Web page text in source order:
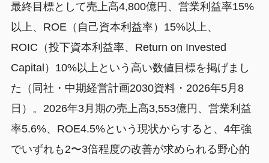
最終目標として売上高4,800億円、営業利益率15%
以上、ROE（自己資本利益率）15%以上、
ROIC（投下資本利益率、Return on Invested
Capital）10%以上という高い数値目標を掲げまし
た（同社・中期経営計画2030資料・2026年5月8
日）。2026年3月期の売上高3,553億円、営業利益
率5.6%、ROE4.5%という現状からすると、4年強
でいずれも2〜3倍程度の改善が求められる野心的